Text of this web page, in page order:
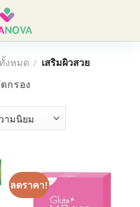
งหมด / เสริมผิวสวย
กรอง
ลดราคา!